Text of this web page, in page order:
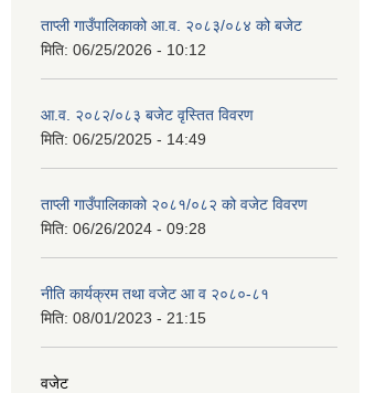
ताप्ली गाउँपालिकाको आ.व. २०८३/०८४ को बजेट
मिति: 06/25/2026 - 10:12
आ.व. २०८२/०८३ बजेट वृस्तित विवरण
मिति: 06/25/2025 - 14:49
ताप्ली गाउँपालिकाको २०८१/०८२ को वजेट विवरण
मिति: 06/26/2024 - 09:28
नीति कार्यक्रम तथा वजेट आ व २०८०-८१
मिति: 08/01/2023 - 21:15
वजेट